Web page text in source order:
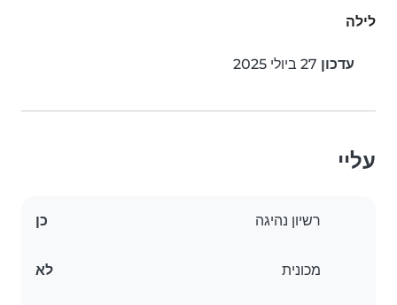
לילה
עדכון
עליי
רשיון נהיגה כן
מכונית לא